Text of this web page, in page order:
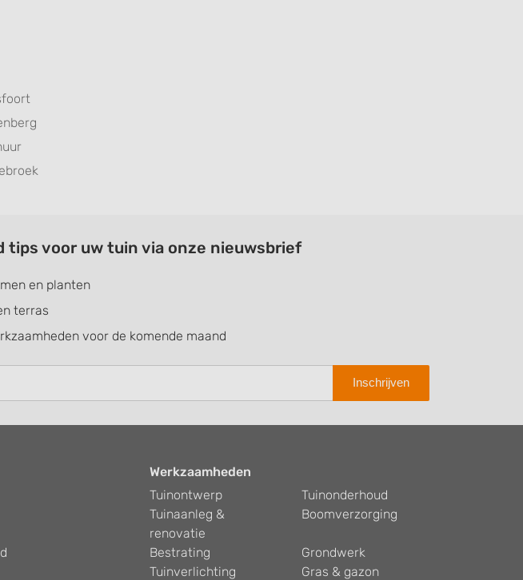
tips voor uw tuin via onze nieuwsbrief
en planten
terras
voor de komende maand
Inschrijven
Werkzaamheden
Tuinontwerp
Tuinonderhoud
Tuinaanleg &
renovatie
Boomverzorging
Bestrating
Grondwerk
Tuinverlichting
Gras & gazon